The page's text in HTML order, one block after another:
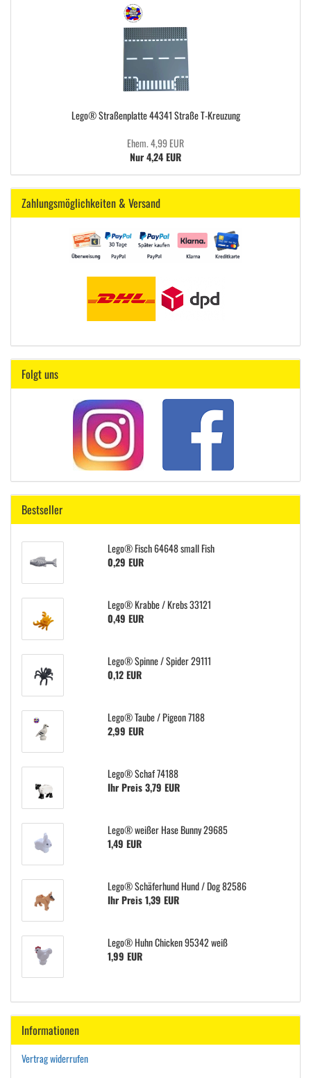
Lego® Straßenplatte 44341 Straße T-Kreuzung
Ehem. 4,99 EUR
Nur 4,24 EUR
Zahlungsmöglichkeiten & Versand
Folgt uns
Bestseller
Lego® Fisch 64648 small Fish
0,29 EUR
Lego® Krabbe / Krebs 33121
0,49 EUR
Lego® Spinne / Spider 29111
0,12 EUR
Lego® Taube / Pigeon 7188
2,99 EUR
Lego® Schaf 74188
Ihr Preis 3,79 EUR
Lego® weißer Hase Bunny 29685
1,49 EUR
Lego® Schäferhund Hund / Dog 82586
Ihr Preis 1,39 EUR
Lego® Huhn Chicken 95342 weiß
1,99 EUR
Informationen
Vertrag widerrufen